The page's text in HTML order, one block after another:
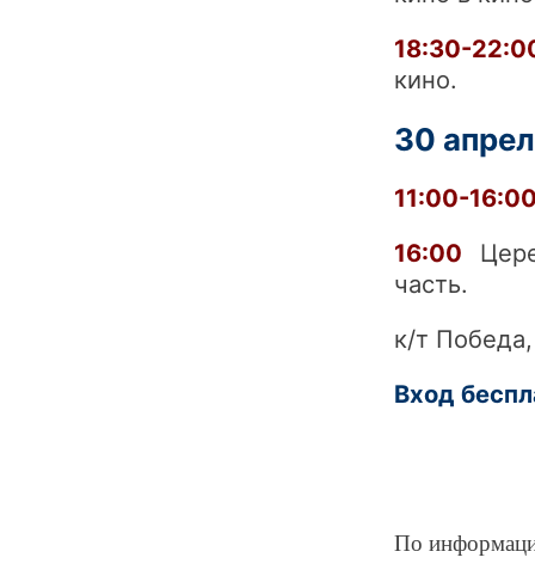
18:30-
кино.
30
11:00-
16:00
часть.
к/т
Вход
По